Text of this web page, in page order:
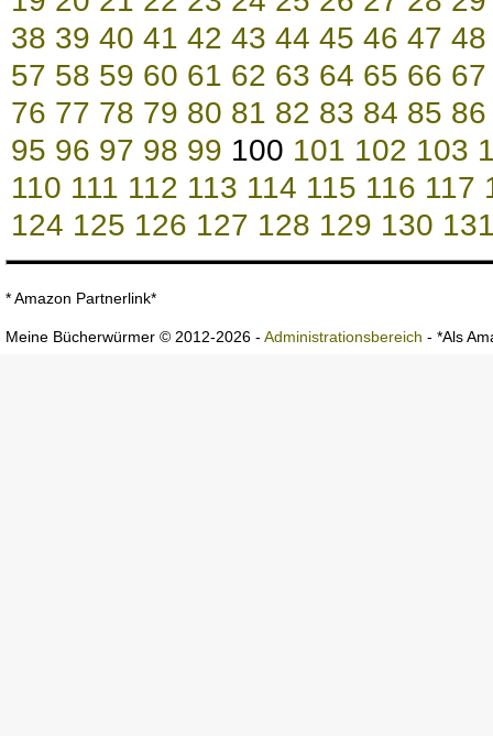
38 39 40 41 42 43 44 45 46 47 48
57 58 59 60 61 62 63 64 65 66 67
76 77 78 79 80 81 82 83 84 85 86
95 96 97 98 99 100 101 102 103
110 111 112 113 114 115 116 117
124 125 126 127 128 129 130
* Amazon Partnerlink*
Meine Bücherwürmer © 2012-2026 - Administrationsbereich - *Als